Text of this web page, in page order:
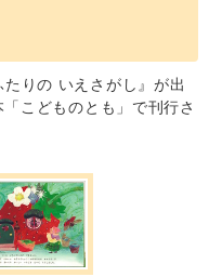
りの いえさがし』が出
こどものとも」で刊行さ